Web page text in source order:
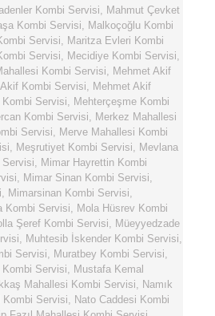
Kombi Servisi, Mahmut Çevket
Kombi Servisi, Malkoçoğlu Kombi
Servisi, Maritza Evleri Kombi
Servisi, Mecidiye Kombi Servisi,
Kombi Servisi, Mehmet Akif
Kombi Servisi, Mehmet Akif
Servisi, Mehterçeşme Kombi
Kombi Servisi, Merkez Mahallesi
Servisi, Merve Mahallesi Kombi
, Meşrutiyet Kombi Servisi, Mevlana
Servisi, Mimar Hayrettin Kombi
, Mimar Sinan Kombi Servisi,
, Mimarsinan Kombi Servisi,
Kombi Servisi, Mola Hüsrev Kombi
Şeref Kombi Servisi, Müeyyedzade
, Muhtesib İskender Kombi Servisi,
Servisi, Muratbey Kombi Servisi,
Kombi Servisi, Mustafa Kemal
Mahallesi Kombi Servisi, Namık
Kombi Servisi, Nato Caddesi Kombi